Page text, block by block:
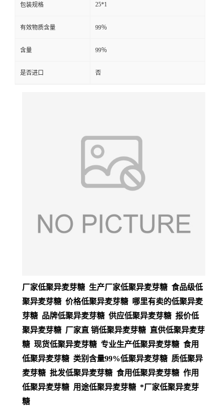
包装规格 25*1
有效物质含量 99％
含量 99％
是否进口 否
厂家低聚异麦芽糖 生产厂家低聚异麦芽糖 食品级低
聚异麦芽糖 价格低聚异麦芽糖 哪里有卖的低聚异麦
芽糖 品牌低聚异麦芽糖 供应低聚异麦芽糖 报价低
聚异麦芽糖 厂家直 销低聚异麦芽糖 直供低聚异麦芽
糖 现货低聚异麦芽糖 专业生产低聚异麦芽糖 食用
低聚异麦芽糖 类别含量99%低聚异麦芽糖 质低聚异
麦芽糖 批发低聚异麦芽糖 食用低聚异麦芽糖 作用
低聚异麦芽糖 用途低聚异麦芽糖 *厂家低聚异麦芽
糖